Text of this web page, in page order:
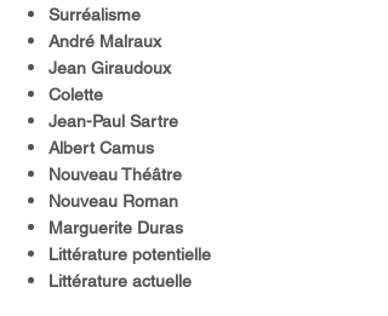
Surréalisme
André Malraux
Jean Giraudoux
Colette
Jean-Paul Sartre
Albert Camus
Nouveau Théâtre
Nouveau Roman
Marguerite Duras
Littérature potentielle
Littérature actuelle